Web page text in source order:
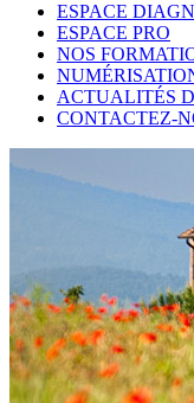
ESPACE
ESPACE PRO
NOS
ACTUALITÉS
CONTACTEZ-